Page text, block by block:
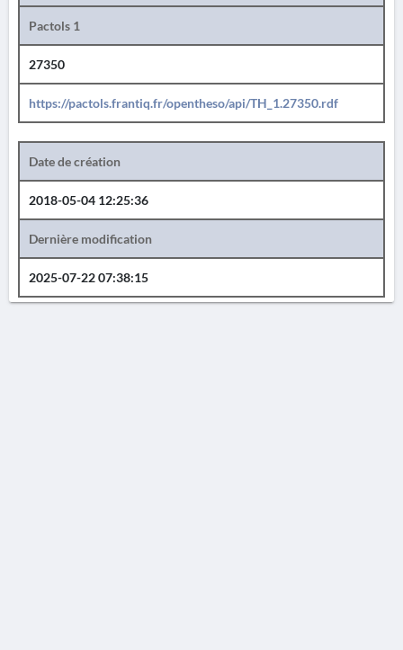
Pactols 1
27350
https://pactols.frantiq.fr/opentheso/api/TH_1.27350.rdf
Date de création
2018-05-04 12:25:36
Dernière modification
2025-07-22 07:38:15